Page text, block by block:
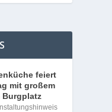
feiert
mit großem
Burgplatz